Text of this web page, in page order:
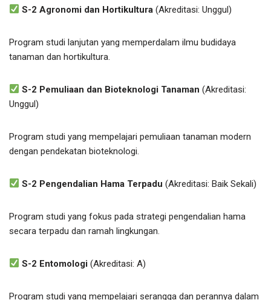
S-2 Agronomi dan Hortikultura (Akreditasi: Unggul)
Program studi lanjutan yang memperdalam ilmu budidaya
tanaman dan hortikultura.
S-2 Pemuliaan dan Bioteknologi Tanaman (Akreditasi:
Unggul)
Program studi yang mempelajari pemuliaan tanaman modern
dengan pendekatan bioteknologi.
S-2 Pengendalian Hama Terpadu (Akreditasi: Baik Sekali)
Program studi yang fokus pada strategi pengendalian hama
secara terpadu dan ramah lingkungan.
S-2 Entomologi (Akreditasi: A)
Program studi yang mempelajari serangga dan perannya dalam